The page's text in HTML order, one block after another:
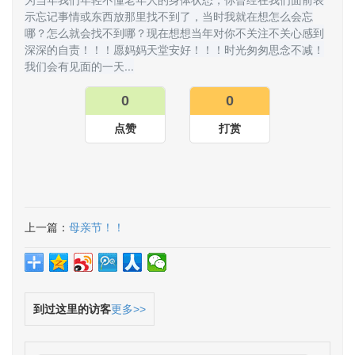
示忘记事情或东西放那里找不到了，当时我就在想怎么会忘
哪？怎么就会找不到哪？现在想想当年对你不关注不关心感到
深深的自责！！！愿妈妈天堂安好！！！时光匆匆思念不减！
我们会有见面的一天...
0
点赞
0
打赏
上一篇： 母亲节！！
到过这里的访客更多>>